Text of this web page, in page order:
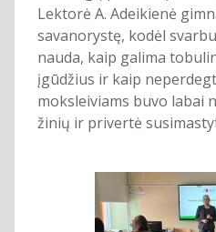
Lektorė A. Adeikienė
savanorystę, kodėl
nauda, kaip galima
įgūdžius ir kaip
moksleiviams buvo labai
žinių ir privertė